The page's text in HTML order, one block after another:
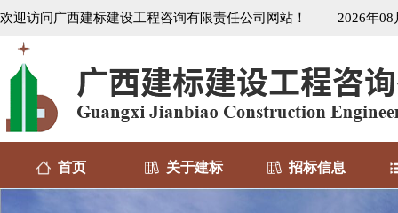
欢迎访问广西建标建设工程咨询有限责任公司网站！ 2026年
首页 关于建标 招标信息